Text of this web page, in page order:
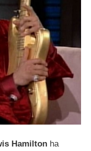
Hamilton ha